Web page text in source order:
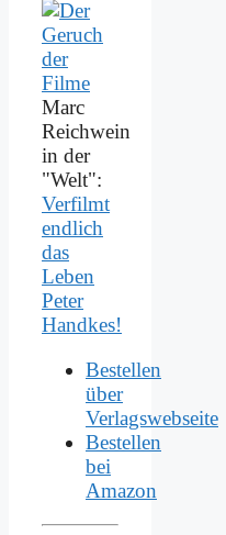
Marc
Reichwein
in der
"Welt":
Verfilmt
endlich
das
Leben
Peter
Handkes!
Bestellen
über
Verlagswebseite
Bestellen
bei
Amazon